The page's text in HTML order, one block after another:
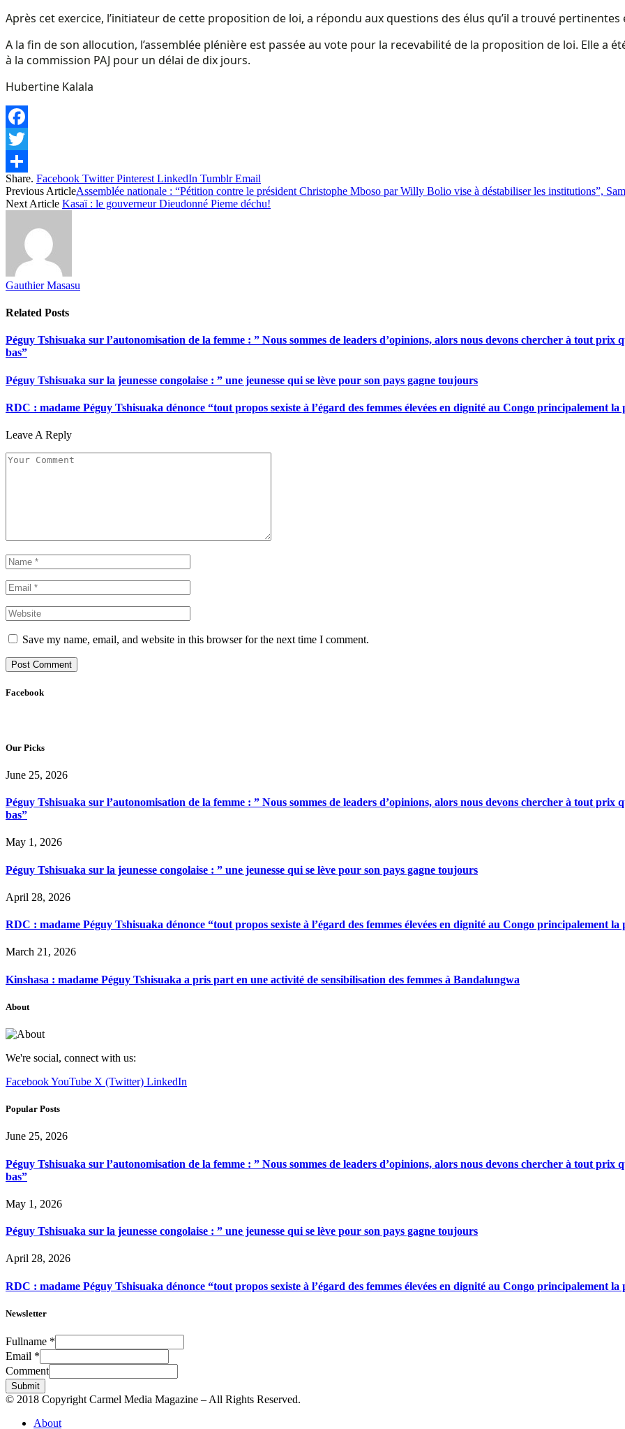
Après cet exercice, l’initiateur de cette proposition de loi, a répondu aux questions des élus qu’il a trouvé pertinentes
A la fin de son allocution, l’assemblée plénière est passée au vote pour la recevabilité de la proposition de loi. Elle a
à la commission PAJ pour un délai de dix jours.
Hubertine Kalala
Facebook
Twitter
Share
Share. Facebook Twitter Pinterest LinkedIn Tumblr Email
Previous ArticleAssemblée nationale : “Pétition contre le président Christophe Mboso par Willy Bolio vise à déstabiliser les institutions”,
Next Article Kasaï : le gouverneur Dieudonné Pieme déchu!
Gauthier Masasu
Related Posts
Péguy Tshisuaka sur l’autonomisation de la femme : ” Nous sommes de leaders d’opinions, alors nous devons chercher à tout
bas”
Péguy Tshisuaka sur la jeunesse congolaise : ” une jeunesse qui se lève pour son pays gagne toujours
RDC : madame Péguy Tshisuaka dénonce “tout propos sexiste à l’égard des femmes élevées en dignité au Congo principalement
Leave A Reply
Save my name, email, and website in this browser for the next time I comment.
Facebook
Our Picks
June 25, 2026
Péguy Tshisuaka sur l’autonomisation de la femme : ” Nous sommes de leaders d’opinions, alors nous devons chercher à tout
bas”
May 1, 2026
Péguy Tshisuaka sur la jeunesse congolaise : ” une jeunesse qui se lève pour son pays gagne toujours
April 28, 2026
RDC : madame Péguy Tshisuaka dénonce “tout propos sexiste à l’égard des femmes élevées en dignité au Congo principalement
March 21, 2026
Kinshasa : madame Péguy Tshisuaka a pris part en une activité de sensibilisation des femmes à Bandalungwa
About
We're social, connect with us:
FacebookYouTube X (Twitter) LinkedIn
Popular Posts
June 25, 2026
Péguy Tshisuaka sur l’autonomisation de la femme : ” Nous sommes de leaders d’opinions, alors nous devons chercher à tout
bas”
May 1, 2026
Péguy Tshisuaka sur la jeunesse congolaise : ” une jeunesse qui se lève pour son pays gagne toujours
April 28, 2026
RDC : madame Péguy Tshisuaka dénonce “tout propos sexiste à l’égard des femmes élevées en dignité au Congo principalement
Newsletter
Fullname *
Email *
Comment
Submit
© 2018 Copyright Carmel Media Magazine – All Rights Reserved.
About